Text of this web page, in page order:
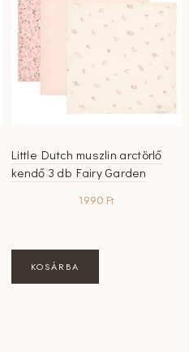
Little Dutch muszlin arctörlő
kendő 3 db Fairy Garden
1990 Ft
KOSÁRBA